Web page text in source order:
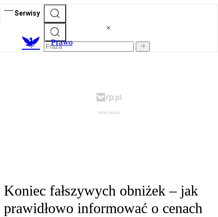
Serwisy
Prawo
Koniec fałszywych obniżek – jak
prawidłowo informować o cenach